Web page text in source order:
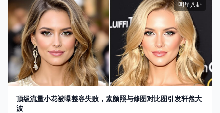
明星八卦
顶级流量小花被曝整容失败，素颜照与修图对比图引发轩然大
波